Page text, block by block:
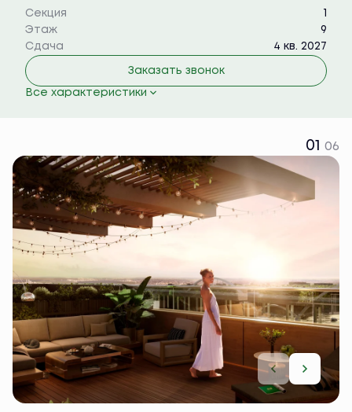
Секция
1
Этаж
9
Сдача
4 кв. 2027
Заказать звонок
Все характеристики
01 06